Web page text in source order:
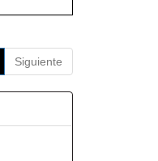
Siguiente